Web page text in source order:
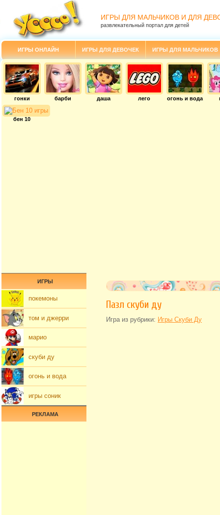
ИГРЫ ДЛЯ МАЛЬЧИКОВ И ДЛЯ
развлекательный портал для детей
ИГРЫ ОНЛАЙН ИГРЫ ДЛЯ ДЕВОЧЕК ИГРЫ ДЛЯ МАЛЬЧИКОВ
гонки барби даша лего огонь и вода
бен 10
Пазл скуби ду
Игра из рубрики: Игры Скуби Ду
ИГРЫ
покемоны
том и джерри
марио
скуби ду
огонь и вода
игры соник
РЕКЛАМА